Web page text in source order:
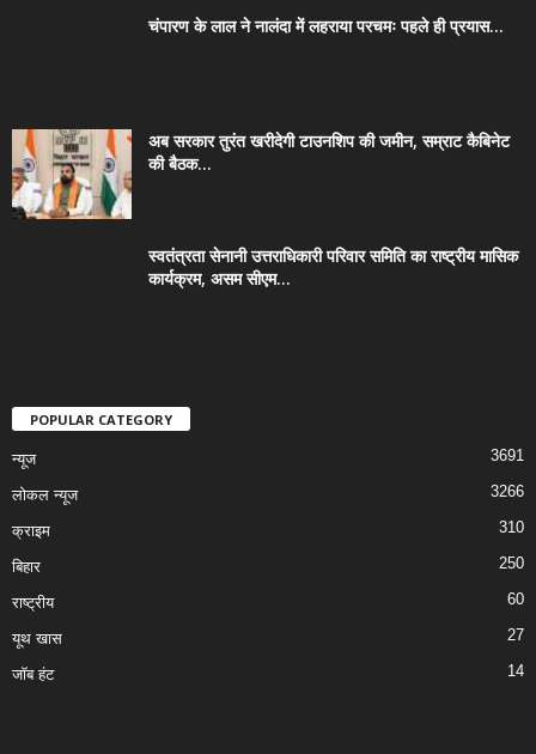
चंपारण के लाल ने नालंदा में लहराया परचमः पहले ही प्रयास...
अब सरकार तुरंत खरीदेगी टाउनशिप की जमीन, सम्राट कैबिनेट
की बैठक...
स्वतंत्रता सेनानी उत्तराधिकारी परिवार समिति का राष्ट्रीय मासिक
कार्यक्रम, असम सीएम...
POPULAR CATEGORY
न्यूज 3691
लोकल न्यूज 3266
क्राइम 310
बिहार 250
राष्ट्रीय 60
यूथ खास 27
जॉब हंट 14